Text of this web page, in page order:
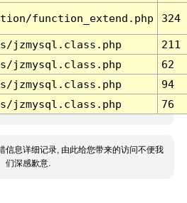
function_extend.php 324
jzmysql.class.php
211
jzmysql.class.php
62
jzmysql.class.php
94
jzmysql.class.php 76
信息详细记录, 由此给您带来的访问不便我
们深感歉意.